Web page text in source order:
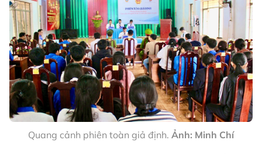
Quang cảnh phiên toàn giả định. Ảnh: Minh Chí